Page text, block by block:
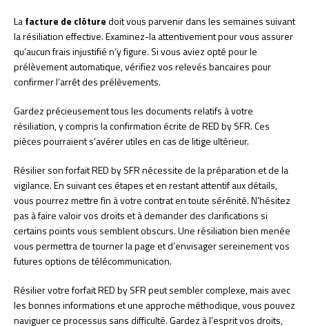
Lafacture de clôturedoit vous parvenir dans les semaines suivant
la résiliation effective. Examinez-la attentivement pour vous assurer
qu’aucun frais injustifié n’y figure. Si vous aviez opté pour le
prélèvement automatique, vérifiez vos relevés bancaires pour
confirmer l’arrêt des prélèvements.
Gardez précieusement tous les documents relatifs à votre
résiliation, y compris la confirmation écrite de RED by SFR. Ces
pièces pourraient s’avérer utiles en cas de litige ultérieur.
Résilier son forfait RED by SFR nécessite de la préparation et de la
vigilance. En suivant ces étapes et en restant attentif aux détails,
vous pourrez mettre fin à votre contrat en toute sérénité. N’hésitez
pas à faire valoir vos droits et à demander des clarifications si
certains points vous semblent obscurs. Une résiliation bien menée
vous permettra de tourner la page et d’envisager sereinement vos
futures options de télécommunication.
Résilier votre forfait RED by SFR peut sembler complexe, mais avec
les bonnes informations et une approche méthodique, vous pouvez
naviguer ce processus sans difficulté. Gardez à l’esprit vos droits,